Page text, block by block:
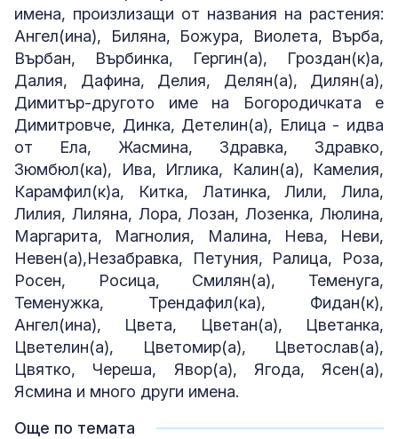
имена, произлизащи от названия на растения:
Ангел(ина), Биляна, Божура, Виолета, Върба,
Върбан, Върбинка, Гергин(а), Гроздан(к)а,
Далия, Дафина, Делия, Делян(а), Дилян(а),
Димитър-другото име на Богородичката е
Димитровче, Динка, Детелин(а), Елица - идва
от Ела, Жасмина, Здравка, Здравко,
Зюмбюл(ка), Ива, Иглика, Калин(а), Камелия,
Карамфил(к)а, Китка, Латинка, Лили, Лила,
Лилия, Лиляна, Лора, Лозан, Лозенка, Люлина,
Маргарита, Магнолия, Малина, Нева, Неви,
Невен(а),Незабравка, Петуния, Ралица, Роза,
Росен, Росица, Смилян(а), Теменуга,
Теменужка, Трендафил(ка), Фидан(к),
Ангел(ина), Цвета, Цветан(а), Цветанка,
Цветелин(а), Цветомир(а), Цветослав(а),
Цвятко, Череша, Явор(а), Ягода, Ясен(а),
Ясмина и много други имена.
Още по темата